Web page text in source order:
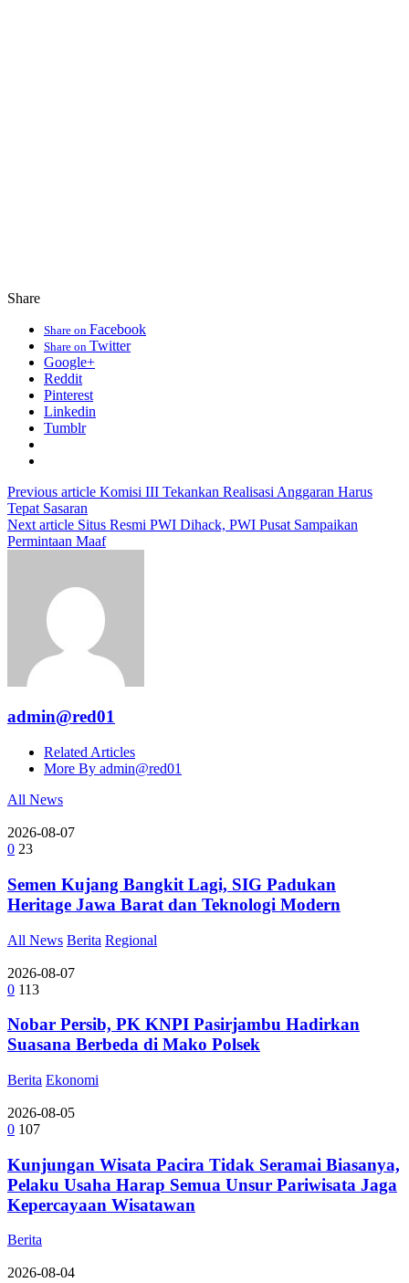
Share
Share on Facebook
Share on Twitter
Google+
Reddit
Pinterest
Linkedin
Tumblr
Previous article Komisi III Tekankan Realisasi Anggaran Harus
Tepat Sasaran
Next article Situs Resmi PWI Dihack, PWI Pusat Sampaikan
Permintaan Maaf
admin@red01
Related Articles
More By admin@red01
All News
2026-08-07
0 23
Semen Kujang Bangkit Lagi, SIG Padukan
Heritage Jawa Barat dan Teknologi Modern
All News Berita Regional
2026-08-07
0 113
Nobar Persib, PK KNPI Pasirjambu Hadirkan
Suasana Berbeda di Mako Polsek
Berita Ekonomi
2026-08-05
0 107
Kunjungan Wisata Pacira Tidak Seramai Biasanya,
Pelaku Usaha Harap Semua Unsur Pariwisata Jaga
Kepercayaan Wisatawan
Berita
2026-08-04